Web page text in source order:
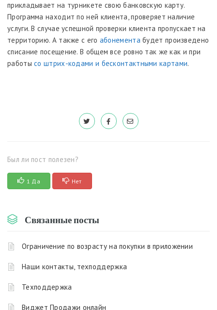
прикладывает на турникете свою банковскую карту.
Программа находит по ней клиента, проверяет наличие
услуги. В случае успешной проверки клиента пропускает на
территорию. А также с его абонементабудет произведено
списание посещение. В общем все ровно так же как и при
работы со штрих-кодами и бесконтактными картами.
Был ли пост полезен?
1 Да Нет
Связанные посты
Ограничение по возрасту на покупки в приложении
Наши контакты, техподдержка
Техподдержка
Виджет Продажи онлайн